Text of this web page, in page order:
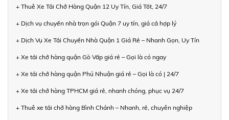
+ Thuê Xe Tải Chở Hàng Quận 12 Uy Tín, Giá Tốt, 24/7
+ Dịch vụ chuyển nhà trọn gói Quận 7 uy tín, giá cả hợp lý
+ Dịch Vụ Xe Tải Chuyển Nhà Quận 1 Giá Rẻ – Nhanh Gọn, Uy Tín
+ Xe tải chở hàng quận Gò Vấp giá rẻ – Gọi là có ngay
+ Xe tải chở hàng quận Phú Nhuận giá rẻ – Gọi là có | 24/7
+ Xe tải chở hàng TPHCM giá rẻ, nhanh chóng, phục vụ 24/7
+ Thuê xe tải chở hàng Bình Chánh – Nhanh, rẻ, chuyên nghiệp